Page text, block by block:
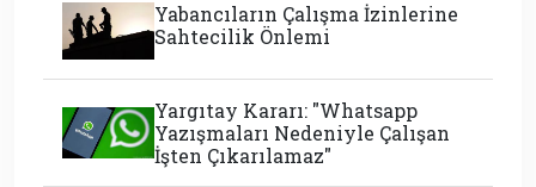
Yabancıların Çalışma İzinlerine
Sahtecilik Önlemi
Yargıtay Kararı: "Whatsapp
Yazışmaları Nedeniyle Çalışan
İşten Çıkarılamaz"